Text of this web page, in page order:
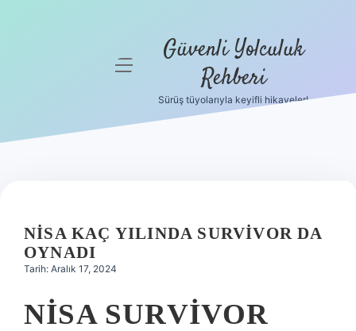
Hakkımızda
menüyü Güvenli Yolculuk
Rehberi
Sürüş tüyolarıyla keyifli hikayeler!
NISA KAÇ YILINDA SURVIVOR DA
OYNADI
Tarih: Aralık 17, 2024
NISA SURVIVOR